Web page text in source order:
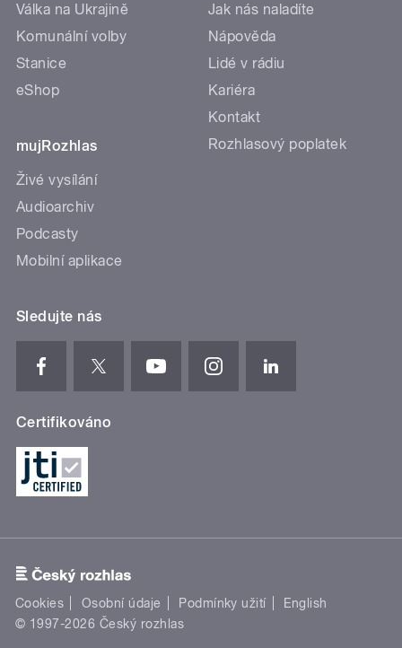
Válka na Ukrajině
Komunální volby
Stanice
eShop
mujRozhlas
Živé vysílání
Audioarchiv
Podcasty
Mobilní aplikace
Jak nás naladíte
Nápověda
Lidé v rádiu
Kariéra
Kontakt
Rozhlasový poplatek
Sledujte nás
Certifikováno
Cookies Osobní údaje Podmínky užití
English
© 1997-2026 Český rozhlas